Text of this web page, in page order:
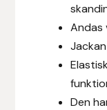
Andas
Den
Eyjólfur Ísólfsson